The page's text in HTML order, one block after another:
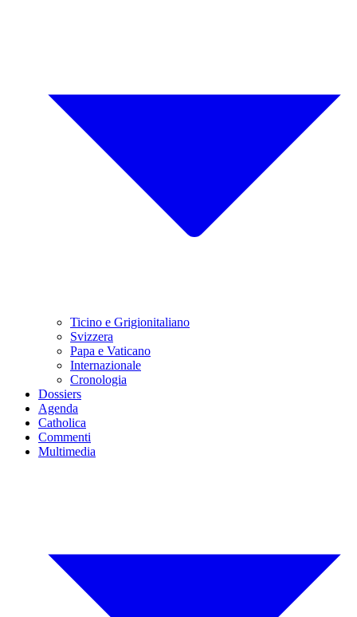
Ticino e Grigionitaliano
Svizzera
Papa e Vaticano
Internazionale
Cronologia
Dossiers
Agenda
Catholica
Commenti
Multimedia